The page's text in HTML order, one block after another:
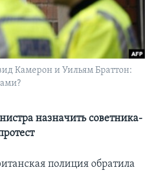
Камерон и Уильям Браттон:
назначить советника-
полиция обратила